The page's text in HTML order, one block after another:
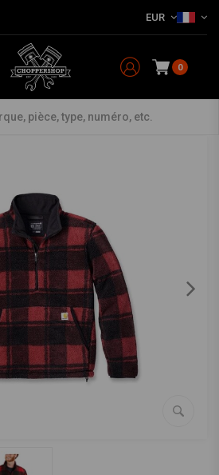
EUR
0
Pull Polaire Coupe Ample | Pommetier/Plaid Noir | Choisissez La Taille
Carhartt
Ample | Pommetier/Plaid
Taille